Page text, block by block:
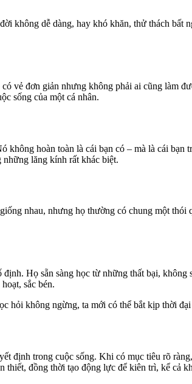
không dễ dàng, hay khó khăn, thử thách bất
vẻ đơn giản nhưng không phải ai cũng làm
sống của một cá nhân.
hoàn toàn là cái bạn có – mà là cái bạn
những lăng kính rất khác biệt.
nhau, nhưng họ thường có chung một thói
Họ sẵn sàng học từ những thất bại, không
sắc bén.
hỏi không ngừng, ta mới có thể bắt kịp thời
định trong cuộc sống. Khi có mục tiêu rõ
thiết, đồng thời tạo động lực để kiên trì, kể cả